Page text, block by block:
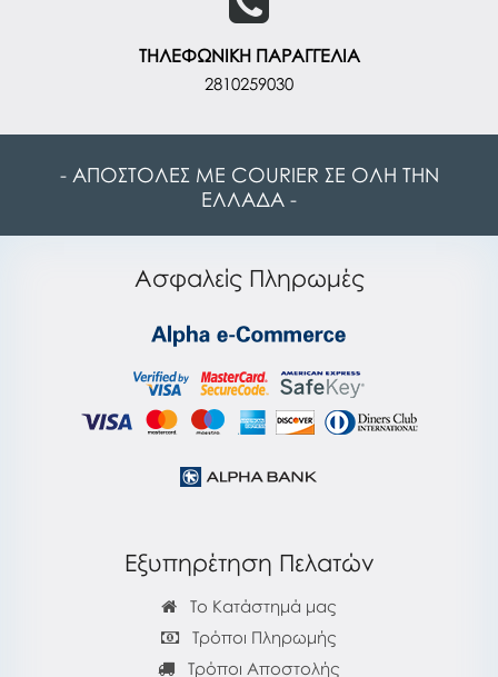
ΤΗΛΕΦΩΝΙΚΗ ΠΑΡΑΓΓΕΛΙΑ
2810259030
- ΑΠΟΣΤΟΛΕΣ ΜΕ COURIER ΣΕ ΟΛΗ ΤΗΝ
ΕΛΛΑΔΑ -
Ασφαλείς Πληρωμές
Εξυπηρέτηση Πελατών
Το Κατάστημά μας
Τρόποι Πληρωμής
Τρόποι Αποστολής